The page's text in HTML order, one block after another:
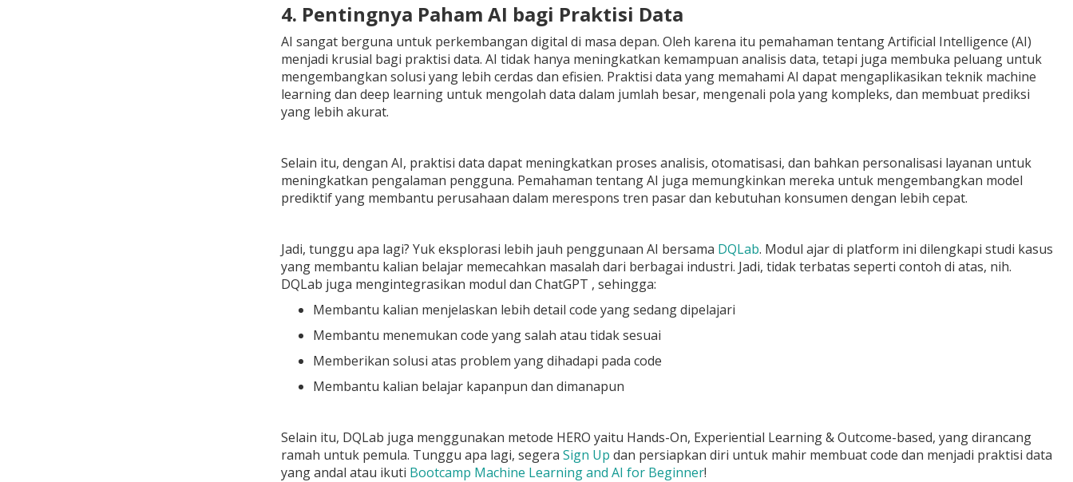
4. Pentingnya Paham AI bagi Praktisi Data
AI sangat berguna untuk perkembangan digital di masa depan. Oleh karena itu pemahaman tentang Artificial Intelligence (AI)
menjadi krusial bagi praktisi data. AI tidak hanya meningkatkan kemampuan analisis data, tetapi juga membuka peluang untuk
mengembangkan solusi yang lebih cerdas dan efisien. Praktisi data yang memahami AI dapat mengaplikasikan teknik machine
learning dan deep learning untuk mengolah data dalam jumlah besar, mengenali pola yang kompleks, dan membuat prediksi
yang lebih akurat.
Selain itu, dengan AI, praktisi data dapat meningkatkan proses analisis, otomatisasi, dan bahkan personalisasi layanan untuk
meningkatkan pengalaman pengguna. Pemahaman tentang AI juga memungkinkan mereka untuk mengembangkan model
prediktif yang membantu perusahaan dalam merespons tren pasar dan kebutuhan konsumen dengan lebih cepat.
Jadi, tunggu apa lagi? Yuk eksplorasi lebih jauh penggunaan AI bersama DQLab. Modul ajar di platform ini dilengkapi studi kasus
yang membantu kalian belajar memecahkan masalah dari berbagai industri. Jadi, tidak terbatas seperti contoh di atas, nih.
DQLab juga mengintegrasikan modul dan ChatGPT , sehingga:
Membantu kalian menjelaskan lebih detail code yang sedang dipelajari
Membantu menemukan code yang salah atau tidak sesuai
Memberikan solusi atas problem yang dihadapi pada code
Membantu kalian belajar kapanpun dan dimanapun
Selain itu, DQLab juga menggunakan metode HERO yaitu Hands-On, Experiential Learning & Outcome-based, yang dirancang
ramah untuk pemula. Tunggu apa lagi, segera Sign Up dan persiapkan diri untuk mahir membuat code dan menjadi praktisi data
yang andal atau ikuti Bootcamp Machine Learning and AI for Beginner!